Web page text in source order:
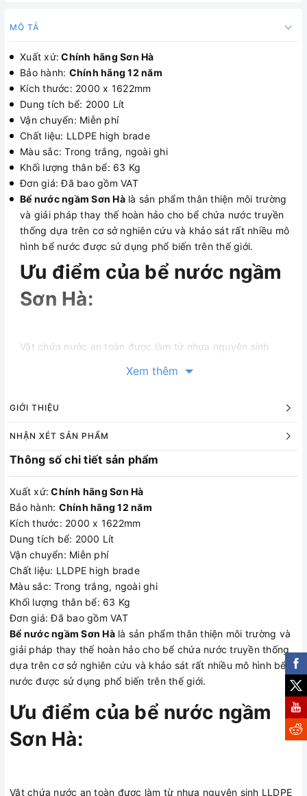
MÔ TẢ
Xuất xứ: Chính hãng Sơn Hà
Bảo hành: Chính hãng 12 năm
Kích thước: 2000 x 1622mm
Dung tích bể: 2000 Lít
Vận chuyển: Miễn phí
Chất liệu: LLDPE high brade
Màu sắc: Trong trắng, ngoài ghi
Khối lượng thân bể: 63 Kg
Đơn giá: Đã bao gồm VAT
Bể nước ngầm Sơn Hàlà sản phẩm thân thiện môi trường
và giải pháp thay thế hoàn hảo cho bể chứa nước truyền
thống dựa trên cơ sở nghiên cứu và khảo sát rất nhiều mô
hình bể nước được sử dụng phổ biến trên thế giới.
Ưu điểm của bể nước ngầm
Sơn Hà:
Vật chứa nước an toàn được làm từ nhựa nguyên sinh
Nắp bể được thiết kế chịu lực và chống các loại côn trùng
Gân gia cường dạng sóng ở thân và đáy với kết cấu bền
vứng chịu áp lực
Cấu tạo bể nước ngầm Sơn
Hà
HẠNG MỤC LINH KIỆN
Chi tiết lắp
Inox
3. Bộ nắp bể
nước ngầm
ren ngoài UPVC
6. Măng sông
01
Xem thêm
GIỚI THIỆU
NHẬN XÉT SẢN PHẨM
Thông số chi tiết sản phẩm
Xuất xứ: Chính hãng Sơn Hà
Bảo hành: Chính hãng 12 năm
Kích thước: 2000 x 1622mm
Dung tích bể: 2000 Lít
Vận chuyển: Miễn phí
Chất liệu: LLDPE high brade
Màu sắc: Trong trắng, ngoài ghi
Khối lượng thân bể: 63 Kg
Đơn giá: Đã bao gồm VAT
Bể nước ngầm Sơn Hàlà sản phẩm thân thiện môi trường và
giải pháp thay thế hoàn hảo cho bể chứa nước truyền thống
dựa trên cơ sở nghiên cứu và khảo sát rất nhiều mô hình bể
nước được sử dụng phổ biến trên thế giới.
Ưu điểm của bể nước ngầm
Sơn Hà:
Vật chứa nước an toàn được làm từ nhựa nguyên sinh LLDPE